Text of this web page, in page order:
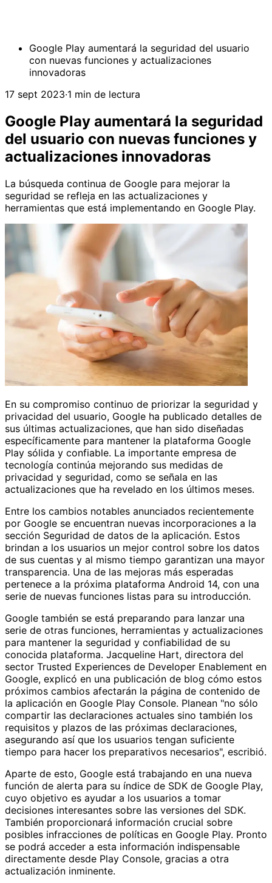
Google Play aumentará la seguridad del usuario
con nuevas funciones y actualizaciones
innovadoras
17 sept 2023·1 min de lectura
Google Play aumentará la seguridad
del usuario con nuevas funciones y
actualizaciones innovadoras
La búsqueda continua de Google para mejorar la
seguridad se refleja en las actualizaciones y
herramientas que está implementando en Google Play.
En su compromiso continuo de priorizar la seguridad y
privacidad del usuario, Google ha publicado detalles de
sus últimas actualizaciones, que han sido diseñadas
específicamente para mantener la plataforma Google
Play sólida y confiable. La importante empresa de
tecnología continúa mejorando sus medidas de
privacidad y seguridad, como se señala en las
actualizaciones que ha revelado en los últimos meses.
Entre los cambios notables anunciados recientemente
por Google se encuentran nuevas incorporaciones a la
sección Seguridad de datos de la aplicación. Estos
brindan a los usuarios un mejor control sobre los datos
de sus cuentas y al mismo tiempo garantizan una mayor
transparencia. Una de las mejoras más esperadas
pertenece a la próxima plataforma Android 14, con una
serie de nuevas funciones listas para su introducción.
Google también se está preparando para lanzar una
serie de otras funciones, herramientas y actualizaciones
para mantener la seguridad y confiabilidad de su
conocida plataforma. Jacqueline Hart, directora del
sector Trusted Experiences de Developer Enablement en
Google, explicó en una publicación de blog cómo estos
próximos cambios afectarán la página de contenido de
la aplicación en Google Play Console. Planean "no sólo
compartir las declaraciones actuales sino también los
requisitos y plazos de las próximas declaraciones,
asegurando así que los usuarios tengan suficiente
tiempo para hacer los preparativos necesarios", escribió.
Aparte de esto, Google está trabajando en una nueva
función de alerta para su índice de SDK de Google Play,
cuyo objetivo es ayudar a los usuarios a tomar
decisiones interesantes sobre las versiones del SDK.
También proporcionará información crucial sobre
posibles infracciones de políticas en Google Play. Pronto
se podrá acceder a esta información indispensable
directamente desde Play Console, gracias a otra
actualización inminente.